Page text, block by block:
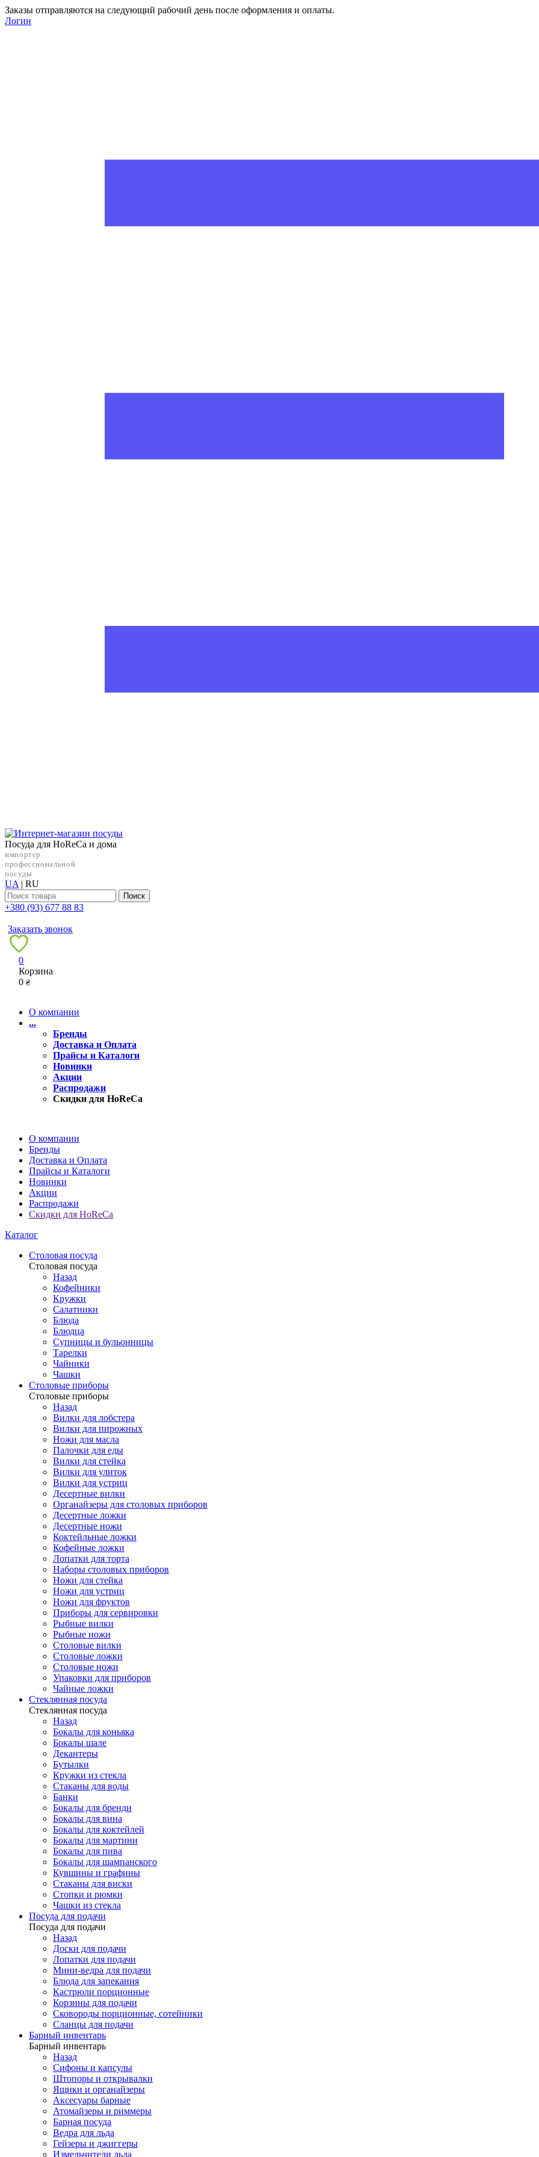
Заказы отправляются на следующий рабочий день после оформления и оплаты.
Логин
Посуда для HoReCa и дома
импортер
профессиональной
посуды
UA | RU
Поиск
+38‎0 (93) 677 88 83
Заказать звонок
0
Корзина
0₴
О компании
...
Бренды
Доставка и Оплата
Прайсы и Каталоги
Новинки
Акции
Распродажи
Скидки для HoReCa
О компании
Бренды
Доставка и Оплата
Прайсы и Каталоги
Новинки
Акции
Распродажи
Скидки для HoReCa
Каталог
Столовая посуда
Столовая посуда
Назад
Кофейники
Кружки
Салатники
Блюда
Блюдца
Супницы и бульонницы
Тарелки
Чайники
Чашки
Cтоловые приборы
Cтоловые приборы
Назад
Вилки для лобстера
Вилки для пирожных
Ножи для масла
Палочки для еды
Вилки для стейка
Вилки для улиток
Вилки для устриц
Десертные вилки
Органайзеры для столовых приборов
Десертные ложки
Десертные ножи
Коктейльные ложки
Кофейные ложки
Лопатки для торта
Наборы столовых приборов
Ножи для стейка
Ножи для устриц
Ножи для фруктов
Приборы для сервировки
Рыбные вилки
Рыбные ножи
Столовые вилки
Столовые ложки
Столовые ножи
Упаковки для приборов
Чайные ложки
Стеклянная посуда
Стеклянная посуда
Назад
Бокалы для коньяка
Бокалы шале
Декантеры
Бутылки
Кружки из стекла
Стаканы для воды
Банки
Бокалы для бренди
Бокалы для вина
Бокалы для коктейлей
Бокалы для мартини
Бокалы для пива
Бокалы для шампанского
Кувшины и графины
Стаканы для виски
Стопки и рюмки
Чашки из стекла
Посуда для подачи
Посуда для подачи
Назад
Доски для подачи
Лопатки для подачи
Мини-ведра для подачи
Блюда для запекания
Кастрюли порционные
Корзины для подачи
Сковороды порционные, сотейники
Сланцы для подачи
Барный инвентарь
Барный инвентарь
Назад
Сифоны и капсулы
Штопоры и открывалки
Ящики и органайзеры
Аксесуары барные
Атомайзеры и риммеры
Барная посуда
Ведра для льда
Гейзеры и джиггеры
Измельчители льда